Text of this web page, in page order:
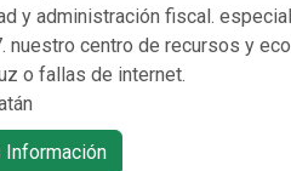
y administración fiscal.
centro de recursos y
o fallas de internet.
Información